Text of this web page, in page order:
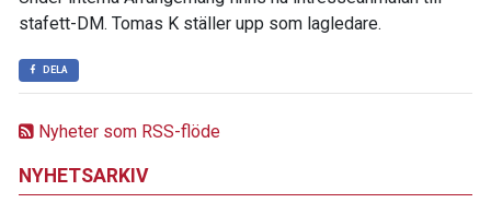
Nyheter som RSS-flöde
NYHETSARKIV
stafett-DM. Tomas K ställer upp som lagledare.
DELA